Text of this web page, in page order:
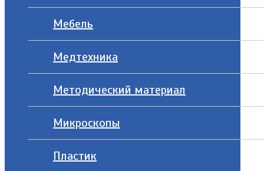
Мебель
Медтехника
Методический материал
Микроскопы
Пластик